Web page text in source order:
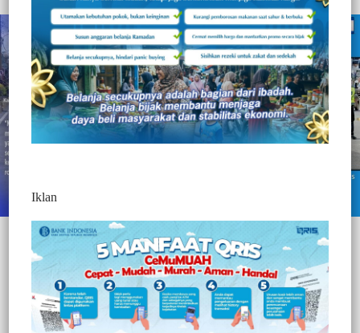
TORAJA UTARA, – || Jurnaltivi.com ||Keberadaan Polri
ditengah tengah masyarakat sebagai pengayom, pelindung sangat
Iklan